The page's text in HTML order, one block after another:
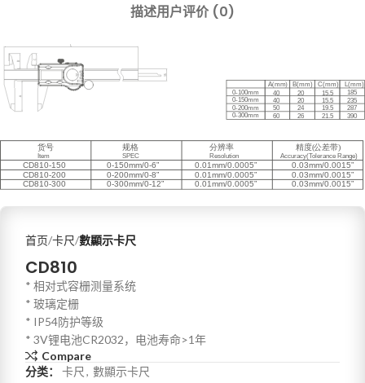
描述用户评价 (0)
首页 卡尺 數顯示卡尺
CD810
* 相对式容栅测量系统
* 玻璃定栅
* IP54防护等级
* 3V锂电池CR2032，电池寿命>1年
Compare
分类：
卡尺 , 數顯示卡尺